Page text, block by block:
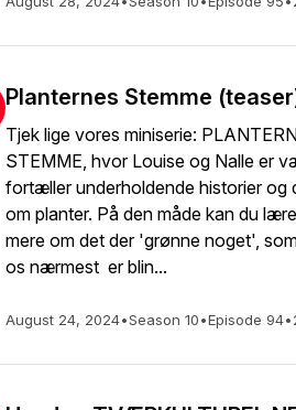
Planternes Stemme
Tjek lige vores miniserie:
STEMME, hvor Louise og Nalle er
fortæller underholdende historier og
om planter. På den måde kan du
mere om det der 'grønne noget',
os nærmest er blin...
August 24, 2024•Season 10•Episode 94•